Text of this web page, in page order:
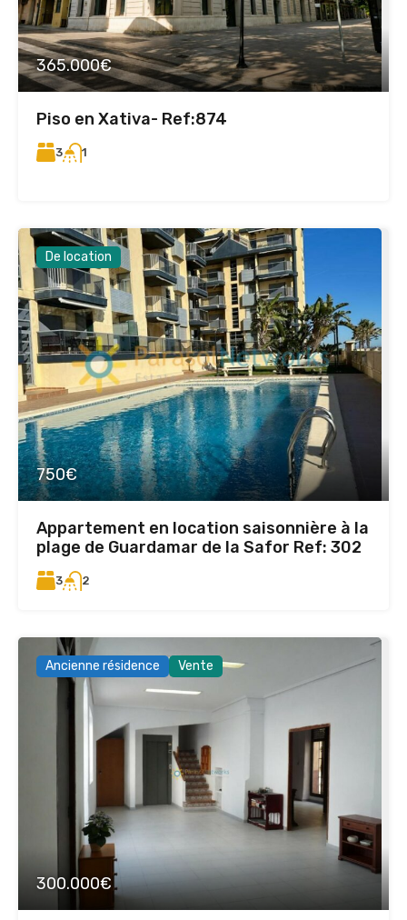
365.000€
Piso en Xativa- Ref:874
3 1
De location
750€
Appartement en location saisonnière à la
plage de Guardamar de la Safor Ref: 302
3 2
Ancienne résidence Vente
300.000€